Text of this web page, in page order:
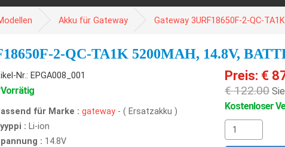
Akku für Gateway Gateway 3URF18650F-2-QC-
2-QC-TA1K 5200MAH, 14.8V,
Nr.: EPGA008_001
Vorrätig
für Marke : gateway - ( Ersatzakku )
: Li-ion
: 14.8V
Preis: €
€ 122.00
Kostenloser